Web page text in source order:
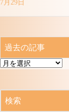
7月29日
過去の記事
過
記
検索